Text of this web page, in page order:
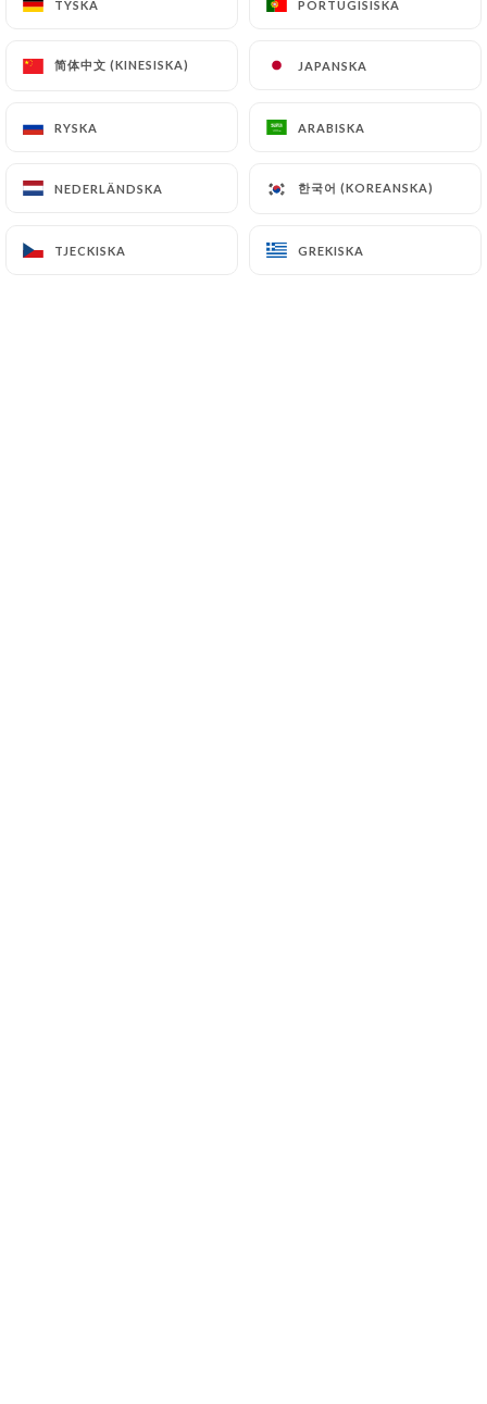
TYSKA PORTUGISISKA
简体中文 (KINESISKA) JAPANSKA
RYSKA ARABISKA
NEDERLÄNDSKA 한국어 (KOREANSKA)
TJECKISKA GREKISKA
TYSKA PORTUGISISKA
简体中文 (KINESISKA) JAPANSKA
RYSKA ARABISKA
NEDERLÄNDSKA 한국어 (KOREANSKA)
TJECKISKA GREKISKA